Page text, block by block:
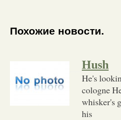
Похожие новости.
Hush
He's
cologne
whisker's
his